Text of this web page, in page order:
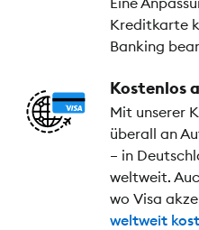
Kreditkarte
Banking
Kostenlos
Mit unserer
überall an
– in
weltweit.
wo Visa
weltweit